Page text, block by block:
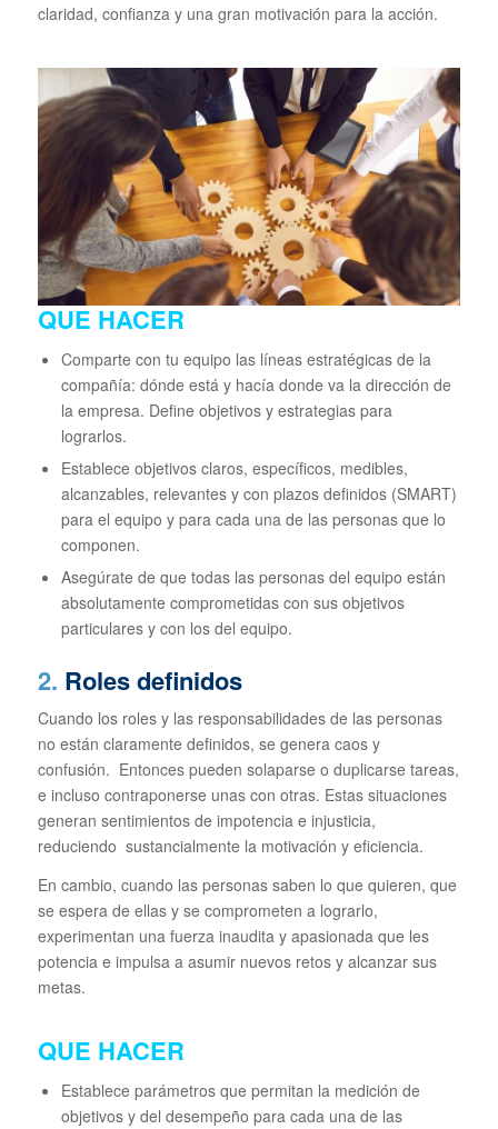
claridad, confianza y una gran motivación para la acción.
QUE HACER
Comparte con tu equipo las líneas estratégicas de la
compañía: dónde está y hacía donde va la dirección de
la empresa. Define objetivos y estrategias para
lograrlos.
Establece objetivos claros, específicos, medibles,
alcanzables, relevantes y con plazos definidos (SMART)
para el equipo y para cada una de las personas que lo
componen.
Asegúrate de que todas las personas del equipo están
absolutamente comprometidas con sus objetivos
particulares y con los del equipo.
2. Roles definidos
Cuando los roles y las responsabilidades de las personas
no están claramente definidos, se genera caos y
confusión. Entonces pueden solaparse o duplicarse tareas,
e incluso contraponerse unas con otras. Estas situaciones
generan sentimientos de impotencia e injusticia,
reduciendo sustancialmente la motivación y eficiencia.
En cambio, cuando las personas saben lo que quieren, que
se espera de ellas y se comprometen a lograrlo,
experimentan una fuerza inaudita y apasionada que les
potencia e impulsa a asumir nuevos retos y alcanzar sus
metas.
QUE HACER
Establece parámetros que permitan la medición de
objetivos y del desempeño para cada una de las